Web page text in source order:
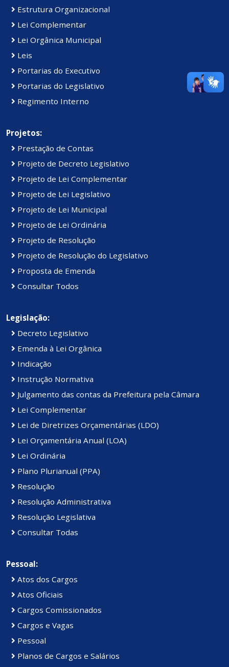
Estrutura Organizacional
Lei Complementar
Lei Orgânica Municipal
Leis
Portarias do Executivo
Portarias do Legislativo
Regimento Interno
Projetos:
Prestação de Contas
Projeto de Decreto Legislativo
Projeto de Lei Complementar
Projeto de Lei Legislativo
Projeto de Lei Municipal
Projeto de Lei Ordinária
Projeto de Resolução
Projeto de Resolução do Legislativo
Proposta de Emenda
Consultar Todos
Legislação:
Decreto Legislativo
Emenda à Lei Orgânica
Indicação
Instrução Normativa
Julgamento das contas da Prefeitura pela Câmara
Lei Complementar
Lei de Diretrizes Orçamentárias (LDO)
Lei Orçamentária Anual (LOA)
Lei Ordinária
Plano Plurianual (PPA)
Resolução
Resolução Administrativa
Resolução Legislativa
Consultar Todas
Pessoal:
Atos dos Cargos
Atos Oficiais
Cargos Comissionados
Cargos e Vagas
Pessoal
Planos de Cargos e Salários